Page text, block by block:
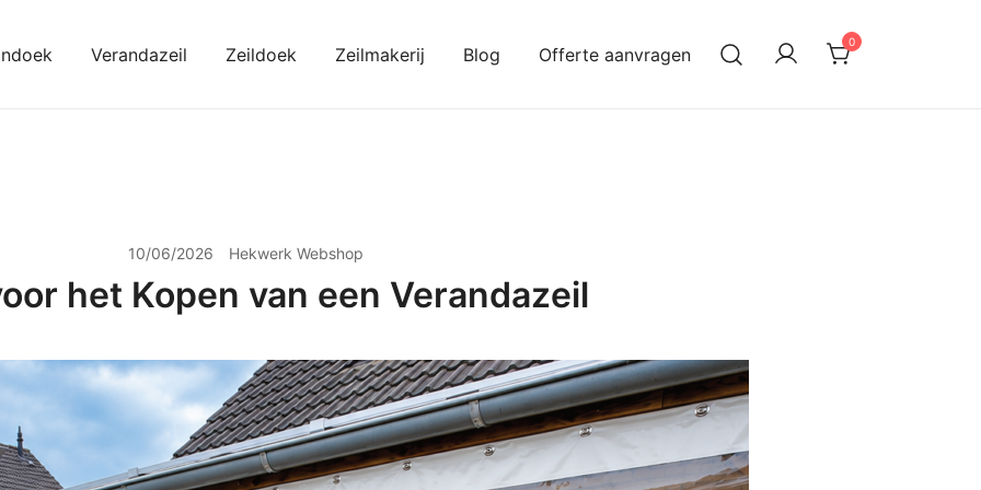
Verandazeil Zeildoek Zeilmakerij Blog Offerte aanvragen
0
10/06/2026 Hekwerk Webshop
het Kopen van een Verandazeil